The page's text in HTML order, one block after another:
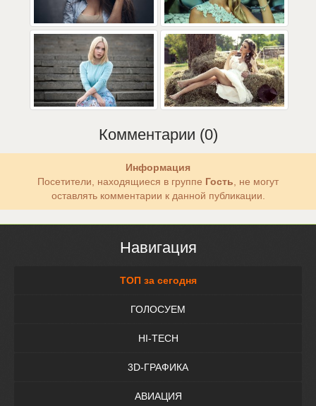
Комментарии (0)
Информация
Посетители, находящиеся в группе Гость , не могут
оставлять комментарии к данной публикации.
Навигация
ТОП за сегодня
ГОЛОСУЕМ
HI-TECH
3D-ГРАФИКА
АВИАЦИЯ